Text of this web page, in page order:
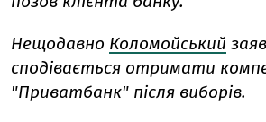
Нещодавно Коломойський
сподівається отримати
"Приватбанк" після виборів.